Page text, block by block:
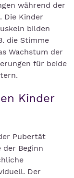
während der
Die Kinder
bilden
die Stimme
Wachstum der
für beide
Kinder
Pubertät
Beginn
Der